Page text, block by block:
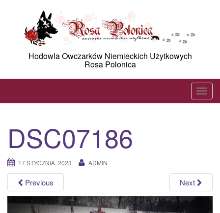
Hodowla Owczarków Niemieckich Użytkowych
Rosa Polonica
T
o
v
DSC07186
17 STYCZNIA, 2023 ADMIN
Previous Next